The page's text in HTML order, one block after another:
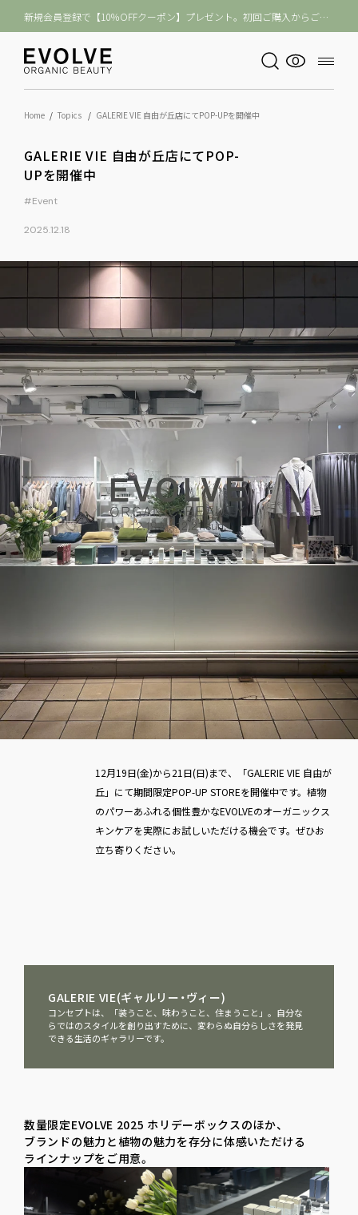
新規会員登録で【10％OFFクーポン】プレゼント。初回ご購入からご利用いただけます
11,000円（税込）以上のご購入【送料無料】
0
Home Topics GALERIE VIE 自由が丘店にてPOP-UPを開催中
GALERIE VIE 自由が​丘店にてPOP-
UPを​開催中
#Event
2025.12.18
12月19日(金)から21日(日)まで、「GALERIE VIE 自由が
丘」にて期間限定POP-UP STOREを開催中です。植物
のパワーあふれる個性豊かなEVOLVEのオーガニックス
キンケアを実際にお試しいただける機会です。ぜひお
立ち寄りください。
GALERIE VIE(ギャルリー・ヴィー)
コンセプトは、「装うこと、味わうこと、住まうこと」。自分な
らではのスタイルを創り出すために、変わらぬ自分らしさを発見
できる生活のギャラリーです。
数量限定EVOLVE 2025 ホリデーボックスの​ほか、​
ブランドの​魅力と​植物の​魅力を​存分に​体感いただける​
ラインナップを​ご用意。